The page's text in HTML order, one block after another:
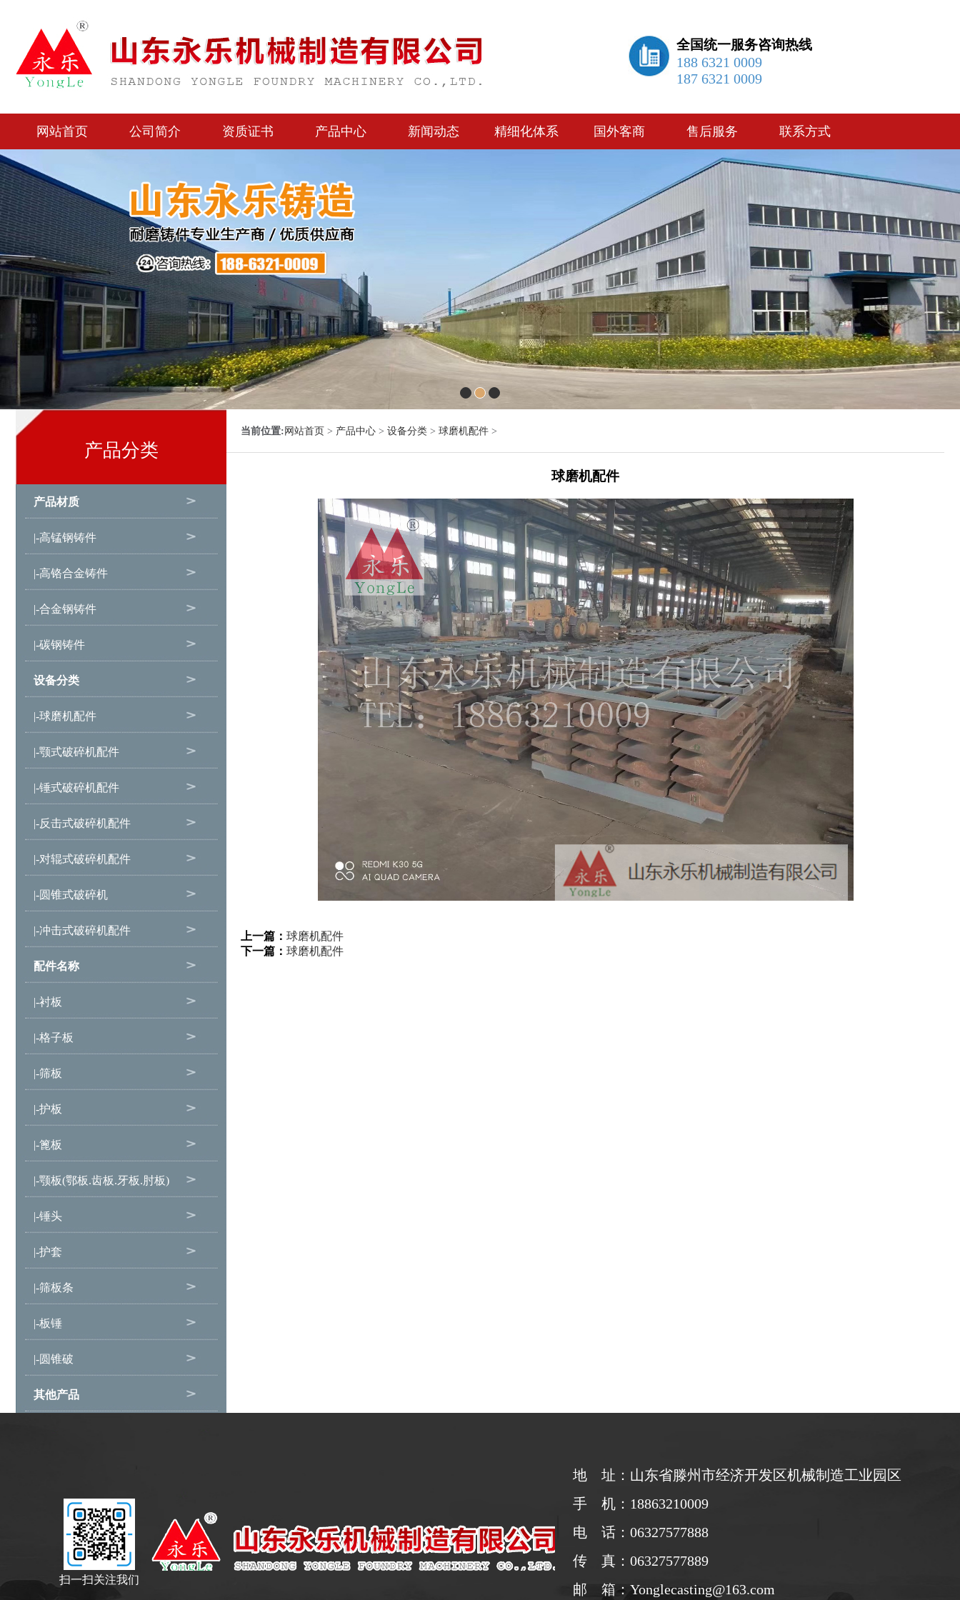
全国统一服务咨询热线
188 6321 0009
187 6321 0009
网站首页 公司简介 资质证书 产品中心 新闻动态 精细化体系 国外客商 售后服务 联系方式
产品分类
产品材质
|-高锰钢铸件
|-高铬合金铸件
|-合金钢铸件
|-碳钢铸件
设备分类
|-球磨机配件
|-颚式破碎机配件
|-锤式破碎机配件
|-反击式破碎机配件
|-对辊式破碎机配件
|-圆锥式破碎机
|-冲击式破碎机配件
配件名称
|-衬板
|-格子板
|-筛板
|-护板
|-篦板
|-颚板(鄂板.齿板.牙板.肘板)
|-锤头
|-护套
|-筛板条
|-板锤
|-圆锥破
其他产品
当前位置: 网站首页 > 产品中心 > 设备分类 > 球磨机配件 >
球磨机配件
上一篇： 球磨机配件
下一篇： 球磨机配件
扫一扫关注我们
地 址：山东省滕州市经济开发区机械制造工业园区
手 机：18863210009
电 话：06327577888
传 真：06327577889
邮 箱：Yonglecasting@163.com